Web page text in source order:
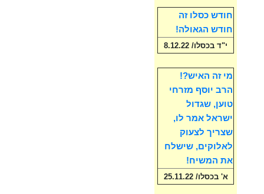
חודש כסלו זה
חודש הגאולה!
י"ד בכסלו/ 8.12.22
מי זה האיש?!
הרב יוסף מזרחי
טוען, שגדול
ישראל אמר לו,
שצריך לצעוק
לאלוקים, שישלח
את המשיח!
א' בכסלו/ 25.11.22